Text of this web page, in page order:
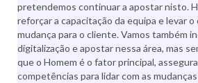
pretendemos continuar a apostar nisto.
reforçar a capacitação da equipa e levar
mudança para o cliente. Vamos também
digitalização e apostar nessa área, mas
que o Homem é o fator principal,
competências para lidar com as